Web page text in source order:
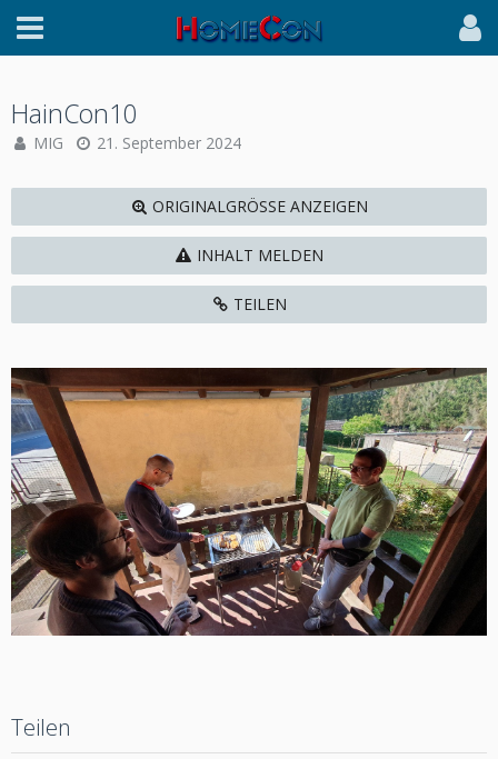
HainCon10
MIG 21. September 2024
ORIGINALGRÖSSE ANZEIGEN
INHALT MELDEN
TEILEN
Teilen